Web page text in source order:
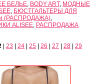
БЕЛЬЕ, BODY ART, МОДНЫЕ
, БЮСТГАЛЬТЕРЫ ДЛЯ
(РАСПРОДАЖА),
ALISEE, РАСПРОДАЖА
23 24 25 26 27 28 29